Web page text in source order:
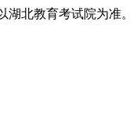
北教育考试院为准。